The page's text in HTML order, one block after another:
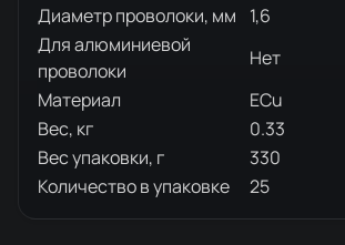
Диаметр проволоки, мм
1,6
Для алюминиевой
проволоки
Нет
Материал
ECu
Вес, кг
0.33
Вес упаковки, г
330
Количество в упаковке
25